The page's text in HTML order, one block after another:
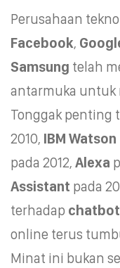
Perusahaan
Facebook,
Samsung telah
antarmuka untuk
Tonggak penting
2010, IBM Watson
pada 2012, Alexa
Assistant pada
terhadap chatbot
online terus
Minat ini bukan